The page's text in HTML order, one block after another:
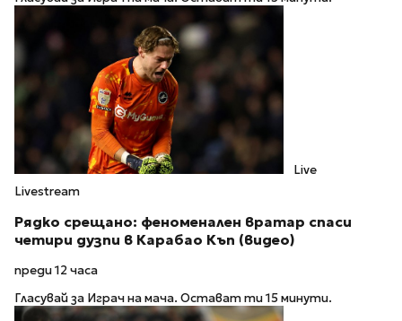
Live
Livestream
Рядко срещано: феноменален вратар спаси
четири дузпи в Карабао Къп (видео)
преди 12 часа
Гласувай за Играч на мача. Остават ти 15 минути.